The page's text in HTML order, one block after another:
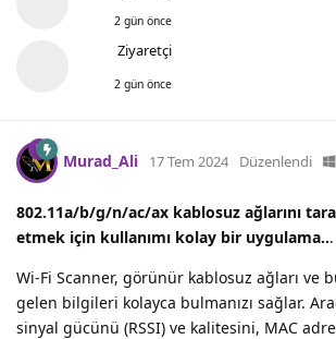
2 gün önce
Ziyaretçi
2 gün önce
Murad_Ali 17 Tem 2024 Düzenlendi
802.11a/b/g/n/ac/ax kablosuz ağlarını
etmek için kullanımı kolay bir uygulama...
Wi-Fi Scanner, görünür kablosuz ağları ve
gelen bilgileri kolayca bulmanızı sağlar.
sinyal gücünü (RSSI) ve kalitesini, MAC